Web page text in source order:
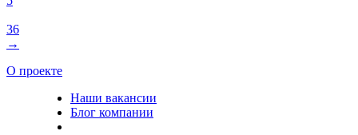
36
→
О проекте
Наши вакансии
Блог компании